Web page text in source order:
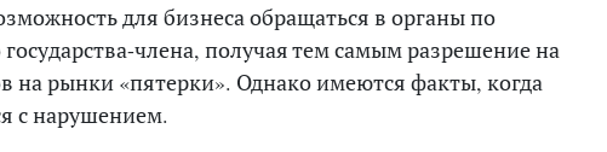
для бизнеса обращаться в органы по
члена, получая тем самым разрешение на
на рынки «пятерки». Однако имеются факты, когда
с нарушением.